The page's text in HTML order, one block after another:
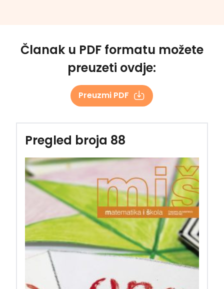
Članak u PDF formatu možete
preuzeti ovdje:
Preuzmi PDF
Pregled broja 88